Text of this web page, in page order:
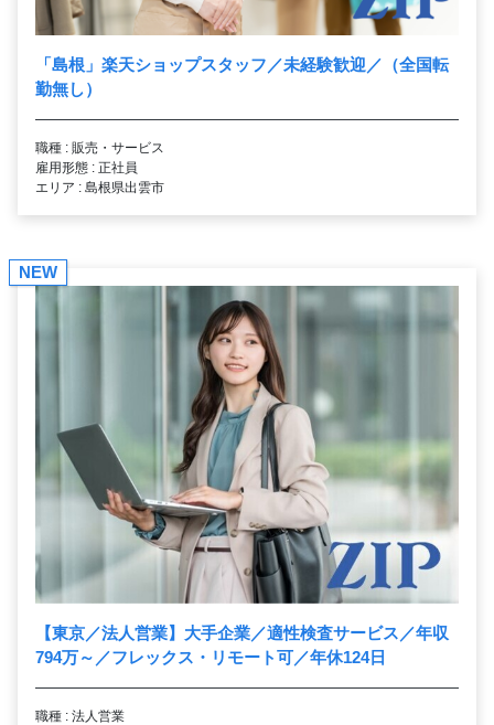
「島根」楽天ショップスタッフ／未経験歓迎／（全国転
勤無し）
職種 : 販売・サービス
雇用形態 : 正社員
エリア : 島根県出雲市
NEW
【東京／法人営業】大手企業／適性検査サービス／年収
794万～／フレックス・リモート可／年休124日
職種 : 法人営業